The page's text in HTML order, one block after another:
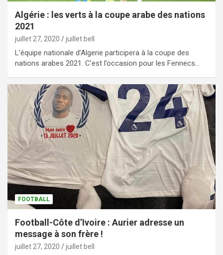
Algérie : les verts à la coupe arabe des nations
2021
juillet 27, 2020 juillet bell
L’équipe nationale d’Algerie participera à la coupe des
nations arabes 2021. C’est l’occasion pour les Fennecs…
FOOTBALL
Football-Côte d’Ivoire : Aurier adresse un
message à son frère !
juillet 27, 2020 juillet bell